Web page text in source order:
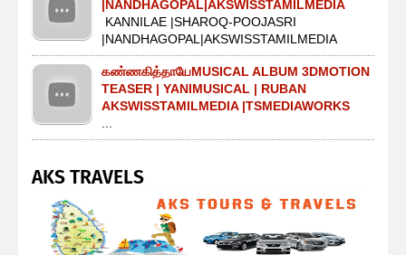
|NANDHAGOPAL|AKSWISSTAMILMEDIA
KANNILAE |SHAROQ-POOJASRI
|NANDHAGOPAL|AKSWISSTAMILMEDIA
கண்ணகித்தாயேMUSICAL ALBUM 3DMOTION
TEASER | YANIMUSICAL | RUBAN
AKSWISSTAMILMEDIA |TSMEDIAWORKS
AKS TRAVELS